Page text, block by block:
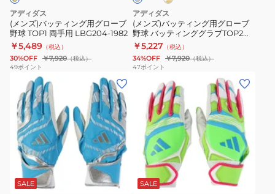
用
BASIC
LBG405
両
手
用
LBG904
用
グ
ロ
ー
ブ
TOP1
両
手
用
LBG204-
1982
アディダス
(メンズ)バッティング用グローブ
野球 TOP1 両手用 LBG204-1982
￥5,489 （税込）
30%OFF ￥7,920（税込）
49ポイント
用
グ
ロ
ー
ブ
グ
ル
バ
ー
ー
ル
ド
アディダス
(メンズ)バッティング用グローブ
野球 バッティンググラブTOP2
LBG304
￥5,227 （税込）
34%OFF ￥7,920（税込）
47ポイント
ズ)
バ
ッ
テ
ンSALE
ンSALE
グ
リ